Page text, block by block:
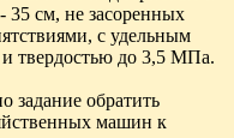
35 см, не засоренных
с удельным
твердостью до 3,5 МПа.
задание обратить
машин к